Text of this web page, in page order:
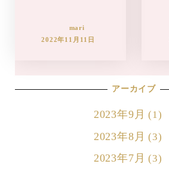
mari
2022年11月11日
アーカイブ
2023年9月 (1)
2023年8月 (3)
2023年7月 (3)